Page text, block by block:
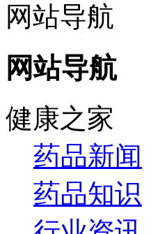
网站导航
网站导航
健康之家
药品新闻
药品知识